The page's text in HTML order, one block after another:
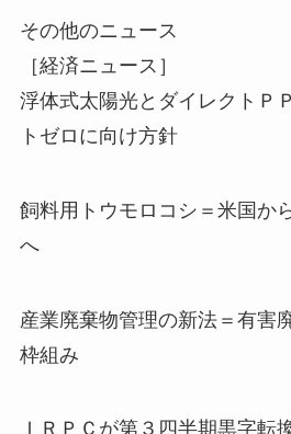
その他のニュース
［経済ニュース］
浮体式太陽光とダイレクトＰ
トゼロに向け方針
飼料用トウモロコシ＝米国か
へ
産業廃棄物管理の新法＝有害
枠組み
ＩＲＰＣが第３四半期黒字転